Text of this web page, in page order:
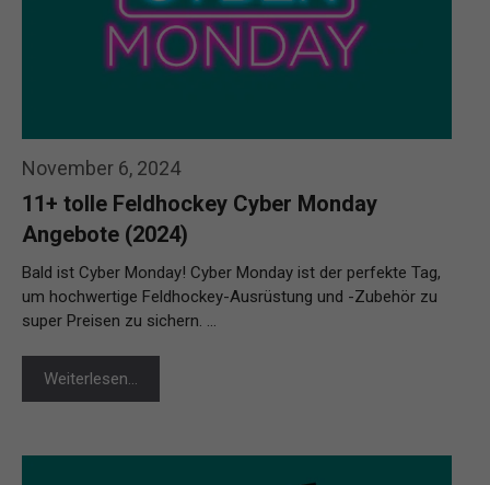
November 6, 2024
11+ tolle Feldhockey Cyber Monday
Angebote (2024)
Bald ist Cyber Monday! Cyber Monday ist der perfekte Tag,
um hochwertige Feldhockey-Ausrüstung und -Zubehör zu
super Preisen zu sichern. …
Weiterlesen…